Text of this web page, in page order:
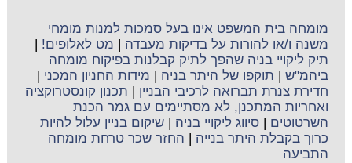
מומחה בית המשפט אינו בעל סמכות למנות מומחי
משנה ו/או להורות על בדיקות מעבדה
מט לאלופים!
תיק ליקויי בניה שהפך לתיק קבלנות בפיקוח מומחה
ביהמ"ש
תוקפו של היתר בניה מידות החניון המכני
חדירת צנרת תברואה לרכיבי הבניין
תכנון קונסטרוקציה
ואחריות המתכנן, לא מסתיימים עם גמר הכנת
השרטוטים |סיווג ליקויי בניה |שיקום בניין עלול להיות
כרוך בקבלת היתר בנייה
החזר שכר טרחת מומחה
התביעה